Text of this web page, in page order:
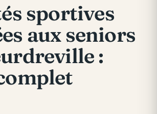
sportives
aux seniors
: